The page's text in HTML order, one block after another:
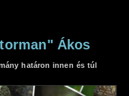
Ákos
határon innen és túl